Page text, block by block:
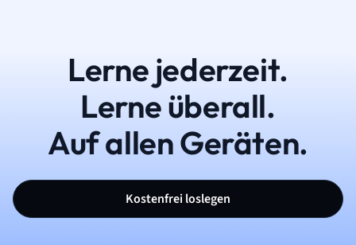
Lerne jederzeit.
Lerne überall.
Auf allen Geräten.
Kostenfrei loslegen